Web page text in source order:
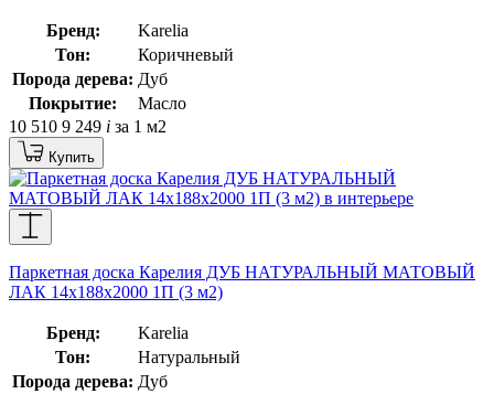
Бренд:
Karelia
Тон:
Коричневый
Порода дерева: Дуб
Покрытие:
Масло
10 510 9 249 i за 1 м2
Купить
Паркетная доска Карелия ДУБ НАТУРАЛЬНЫЙ МАТОВЫЙ
ЛАК 14x188x2000 1П (3 м2)
Бренд:
Karelia
Тон:
Натуральный
Порода дерева: Дуб